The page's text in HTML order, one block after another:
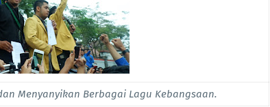
Menyanyikan Berbagai Lagu Kebangsaan.